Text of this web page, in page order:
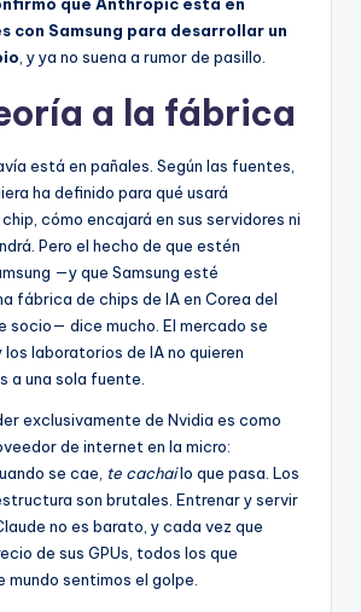
que Anthropic está en
con Samsung para desarrollar un
, y ya no suena a rumor de pasillo.
a la fábrica
está en pañales. Según las fuentes,
ha definido para qué usará
cómo encajará en sus servidores ni
Pero el hecho de que estén
—y que Samsung esté
fábrica de chips de IA en Corea del
socio— dice mucho. El mercado se
laboratorios de IA no quieren
a una sola fuente.
exclusivamente de Nvidia es como
de internet en la micro:
se cae, te cachailo que pasa. Los
son brutales. Entrenar y servir
no es barato, y cada vez que
de sus GPUs, todos los que
mundo sentimos el golpe.